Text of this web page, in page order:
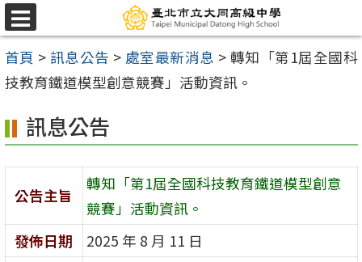
跳
至
主
要
容
區
選
單
首頁 > 訊息公告 > 處室最新消息 > 轉知「第1屆全國科
技教育鐵道模型創意競賽」活動資訊。
訊息公告
公告主旨
轉知「第1屆全國科技教育鐵道模型創意
競賽」活動資訊。
發佈日期
2025 年 8 月 11 日